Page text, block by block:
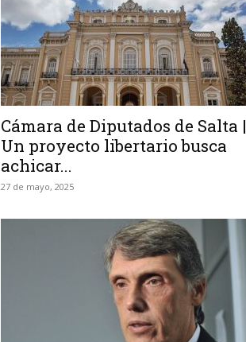
Cámara de Diputados de Salta |
Un proyecto libertario busca
achicar...
27 de mayo, 2025